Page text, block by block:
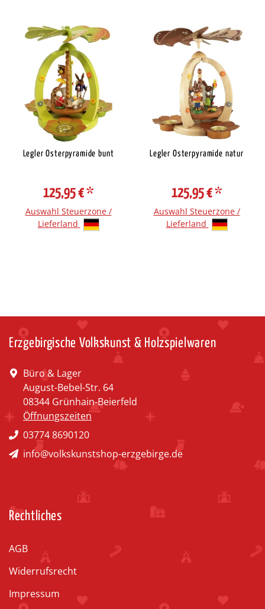
Legler Osterpyramide bunt
125,95 €*
Auswahl Steuerzone /
Lieferland
Legler Osterpyramide natur
125,95 €*
Auswahl Steuerzone /
Lieferland
Erzgebirgische Volkskunst & Holzspielwaren
Büro & Lager
August-Bebel-Str. 64
08344 Grünhain-Beierfeld
Öffnungszeiten
03774 8690120
info@volkskunstshop-erzgebirge.de
Rechtliches
AGB
Widerrufsrecht
Impressum